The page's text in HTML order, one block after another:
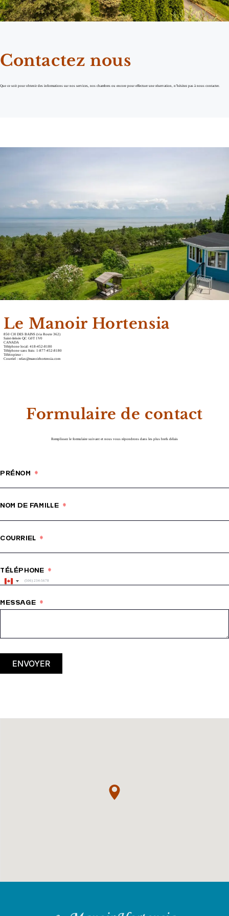
Contactez nous
Que ce soit pour obtenir des informations sur nos services, nos chambres ou encore pour effectuer une réservation, n’hésitez pas à nous contacter.
Le Manoir Hortensia
850 CH DES BAINS (via Route 362)
Saint-Irénée QC G0T 1V0
CANADA
Téléphone local: 418-452-8180
Téléphone sans frais: 1-877-452-8180
Télécopieur :
Courriel : relax@manoirhortensia.com
Formulaire de contact
Remplissez le formulaire suivant et nous vous répondrons dans les plus brefs délais
PRÉNOM
NOM DE FAMILLE
COURRIEL
TÉLÉPHONE
Canada
+1
MESSAGE
ENVOYER